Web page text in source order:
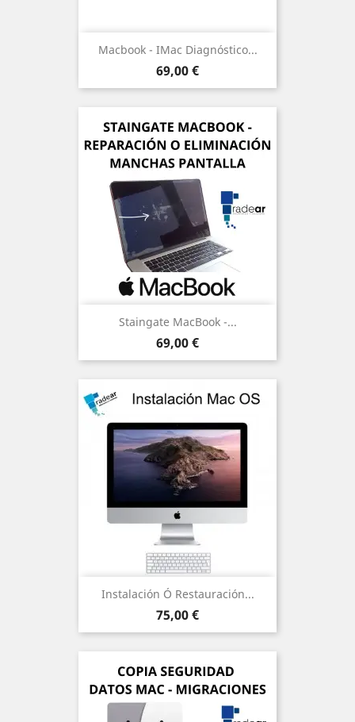
Macbook - IMac Diagnóstico...
Precio
69,00 €
Staingate MacBook -...
Precio
69,00 €
Instalación Ó Restauración...
Precio
75,00 €